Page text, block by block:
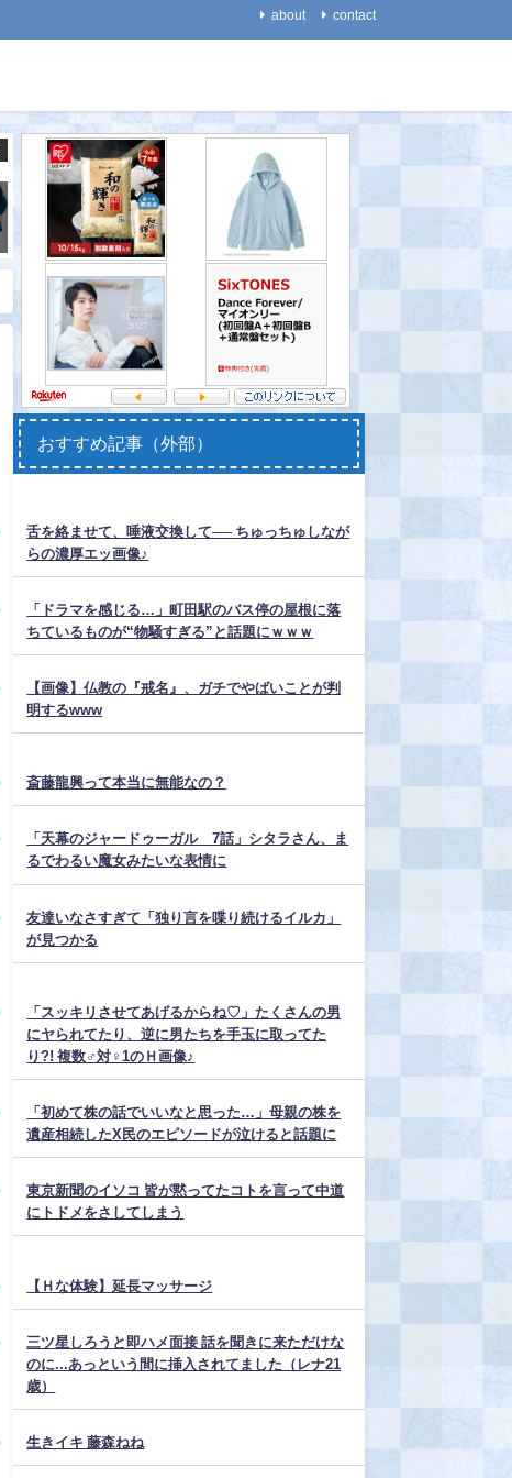
about contact
歴史・考古学
【魚類】メダカの祖先は恐
竜とともに生き、大量絶滅
の時代も生き延びた
【火山】福徳岡ノ場の噴火
警報を切替！ ＝新島の出
現を確認＝
のサイ
おすすめ記事（外部）
舌を絡ませて、唾液交換して── ちゅっちゅしなが
らの濃厚エッ画像♪
「ドラマを感じる…」町田駅のバス停の屋根に落
ちているものが“物騒すぎる”と話題にｗｗｗ
【画像】仏教の『戒名』、ガチでやばいことが判
明するwww
斎藤龍興って本当に無能なの？
「天幕のジャードゥーガル 7話」シタラさん、ま
るでわるい魔女みたいな表情に
友達いなさすぎて「独り言を喋り続けるイルカ」
が見つかる
「スッキリさせてあげるからね♡」たくさんの男
にヤられてたり、逆に男たちを手玉に取ってた
り?! 複数♂対♀1のＨ画像♪
「初めて株の話でいいなと思った…」母親の株を
遺産相続したX民のエピソードが泣けると話題に
東京新聞のイソコ 皆が黙ってたコトを言って中道
にトドメをさしてしまう
【Ｈな体験】延長マッサージ
三ツ星しろうと即ハメ面接 話を聞きに来ただけな
のに...あっという間に挿入されてました（レナ21
歳）
生きイキ 藤森ねね